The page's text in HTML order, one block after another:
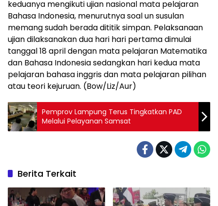
keduanya mengikuti ujian nasional mata pelajaran
Bahasa Indonesia, menurutnya soal un susulan
memang sudah berada dititik simpan. Pelaksanaan
ujian dilaksanakan dua hari hari pertama dimulai
tanggal 18 april dengan mata pelajaran Matematika
dan Bahasa Indonesia sedangkan hari kedua mata
pelajaran bahasa inggris dan mata pelajaran pilihan
atau teori kejuruan. (Bow/Liz/Aur)
Pemprov Lampung Terus Tingkatkan PAD
Melalui Pelayanan Samsat
Berita Terkait